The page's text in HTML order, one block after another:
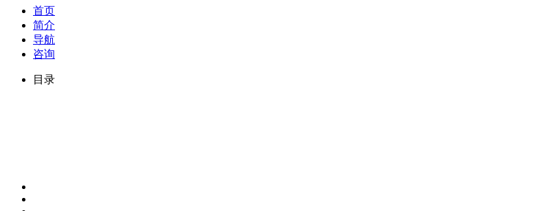
首页
简介
导航
咨询
目录